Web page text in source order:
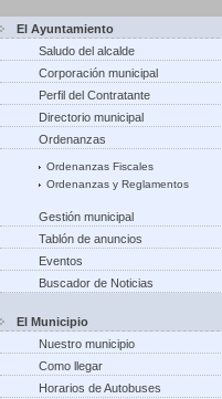
El Ayuntamiento
Saludo del alcalde
Corporación municipal
Perfil del Contratante
Directorio municipal
Ordenanzas
Ordenanzas Fiscales
Ordenanzas y Reglamentos
Gestión municipal
Tablón de anuncios
Eventos
Buscador de Noticias
El Municipio
Nuestro municipio
Como llegar
Horarios de Autobuses